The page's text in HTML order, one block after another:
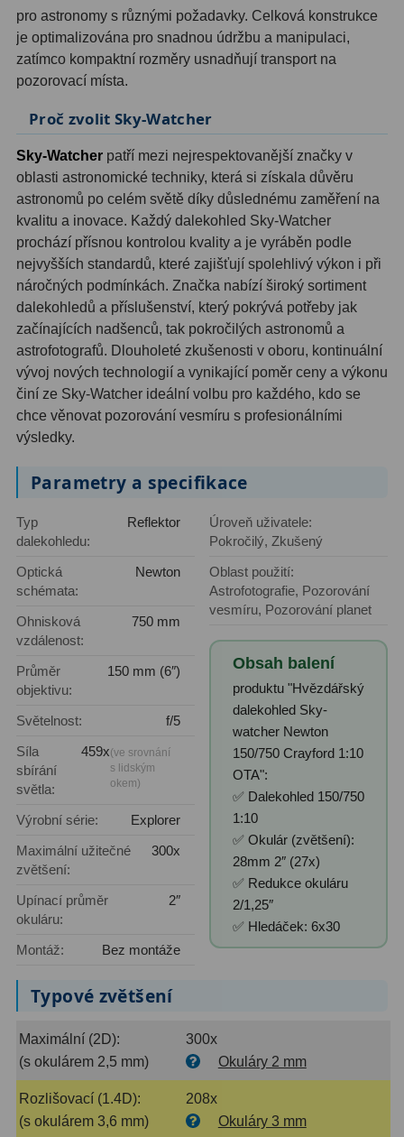
Planetární kamery19
Deep-Sky kamery
Guiding kamery14
T-kroužky16
Adaptéry projekční11
Adaptéry T2
Adaptéry M4833
Filtry L-RGB7
Filtry IR-Pass 6
Filtry IR-Block
Filtry Clip5
Filtrová kola a rámy 16
Rovnače a reduktory
Pointace
ADC, Tilting
Rotátory
Komponenty
Helical výtahy11
Primární zrcadla9
Adaptéry k okulárovým
výtahům
Pozorovací dalekohledy 50
Turistické9
Pro pozorování přírody a
ornitologie17
pro astronomy s různými požadavky. Celková konstrukce
je optimalizována pro snadnou údržbu a manipulaci,
zatímco kompaktní rozměry usnadňují transport na
pozorovací místa.
Proč zvolit Sky-Watcher
Sky-Watcher patří mezi nejrespektovanější značky v
oblasti astronomické techniky, která si získala důvěru
astronomů po celém světě díky důslednému zaměření na
kvalitu a inovace. Každý dalekohled Sky-Watcher
prochází přísnou kontrolou kvality a je vyráběn podle
nejvyšších standardů, které zajišťují spolehlivý výkon i při
náročných podmínkách. Značka nabízí široký sortiment
dalekohledů a příslušenství, který pokrývá potřeby jak
začínajících nadšenců, tak pokročilých astronomů a
astrofotografů. Dlouholeté zkušenosti v oboru, kontinuální
vývoj nových technologií a vynikající poměr ceny a výkonu
činí ze Sky-Watcher ideální volbu pro každého, kdo se
chce věnovat pozorování vesmíru s profesionálními
výsledky.
Parametry a specifikace
Typ
dalekohledu:
Reflektor
Optická
schémata:
Newton
Ohnisková
vzdálenost:
750 mm
Průměr
objektivu:
150 mm (6″)
Světelnost:
f/5
Síla
sbírání
světla:
459x(ve srovnání
s lidským
okem)
Výrobní série:
Explorer
Maximální užitečné
zvětšení:
300x
Upínací průměr
okuláru:
2″
Montáž: Bez montáže
Úroveň uživatele:
Pokročilý, Zkušený
Oblast použití:
Astrofotografie, Pozorování
vesmíru, Pozorování planet
Obsah balení
produktu "Hvězdářský
dalekohled Sky-
watcher Newton
150/750 Crayford 1:10
OTA":
✅ Dalekohled 150/750
1:10
✅ Okulár (zvětšení):
28mm 2″ (27x)
✅ Redukce okuláru
2/1,25″
✅ Hledáček: 6x30
Typové zvětšení
Maximální (2D):
300x
(s okulárem 2,5 mm)
Okuláry 2 mm
Rozlišovací (1.4D):
208x
(s okulárem 3,6 mm)
Okuláry 3 mm